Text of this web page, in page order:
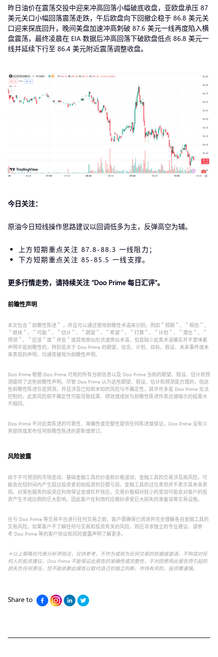
昨日油价在震荡交投中迎来冲高回落小幅破底收盘，亚欧盘承压 87
美元关口小幅回落震荡走跌，午后欧盘向下回撤企稳于 86.8 美元关
口迎来探底回升，晚间美盘加速冲高刺破 87.6 美元一线再度陷入横
盘震荡，最终凌晨在 EIA 数据后冲高回落下破欧盘低点 86.8 美元一
线并延续下行至 86.4 美元附近震荡调整收盘。
今日关注：
原油今日短线操作思路建议以回调低多为主，反弹高空为辅。
上方短期重点关注 87.8-88.3 一线阻力；
下方短期重点关注 85-85.5 一线支撑。
更多行情走势，请持续关注 “Doo Prime 每日汇评”。
前瞻性声明
本文包含＂前瞻性陈述＂ ，并且可以通过使用前瞻性术语来识别，例如＂预期＂、＂相信＂、
＂继续＂、＂可能＂、＂估计＂、＂期望＂、＂希望＂、＂打算＂、＂计划＂、＂潜在＂、＂
预测＂、＂应该＂或＂将会＂或其他类似形式或类似术语，但是缺少此类术语确实并不意味着
声明不是前瞻性的，特别是关于 Doo Prime 的期望、信念、计划、目标、假设、未来事件或未
来表现的声明，均通常被视为前瞻性声明。
Doo Prime 根据 Doo Prime 可用的所有当前信息以及 Doo Prime 当前的期望、假设、估计和预
测提供了这些前瞻性声明。尽管 Doo Prime 认为这些期望、假设、估计和预测是合理的，但这
些前瞻性陈述仅是预测，并且涉及已知和未知的风险与不确定性，其中许多是 Doo Prime 无法
控制的。此类风险和不确定性可能导致结果、绩效或成就与前瞻性陈述所表达或暗示的结果大
不相同。
Doo Prime 不对此类陈述的可靠性、准确性或完整性提供任何陈述或保证，Doo Prime 没有义
务提供或发布任何前瞻性陈述的更新或修订。
风险披露
由于不可预测的市场变动、基础金融工具的价值和价格波动，金融工具的交易涉及高风险，可
能会在短时间内产生超过投资者初始投资的巨额亏损。金融工具的过往表现并不表示其未来表
现。对某些服务的投资应利用保证金或杠杆效应，交易价格相对较小的变动可能会对客户的投
资产生不成比例的巨大影响，因此客户在利用时应做好承受巨大损失的准备该等交易设施。
在与 Doo Prime 等交易平台进行任何交易之前，客户需确保已阅读并完全理解各自金融工具的
交易风险。如果客户不了解任何与交易和投资有关的风险，则应寻求独立的专业建议。请参
考 Doo Prime 等的客户协议和风险披露声明了解更多。
＊以上策略仅代表分析师观点，仅供参考，不作为或视为任何交易的依据或邀请，不构成对任
何人的投资建议。Doo Prime 不能保证此报告的准确性或完整性，不对因使用此报告而引起的
损失负任何责任，您不能依赖此报告以取代自己的独立判断。市场有风险，投资需谨慎。
Share to